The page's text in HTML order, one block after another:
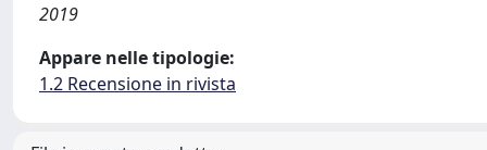
2019
Appare nelle tipologie:
1.2 Recensione in rivista